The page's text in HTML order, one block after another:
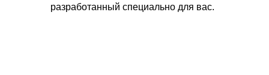
разработанный специально для вас.